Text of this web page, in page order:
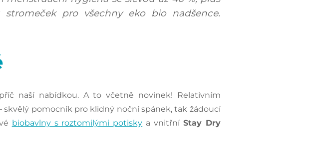
pro všechny eko bio nadšence.
naší nabídkou. A to včetně novinek! Relativním
skvělý pomocník pro klidný noční spánek, tak žádoucí
biobavlny s roztomilými potisky a vnitřní Stay Dry